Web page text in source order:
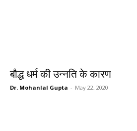
बौद्ध धर्म की उन्नति के कारण
Dr. Mohanlal Gupta - May 22, 2020